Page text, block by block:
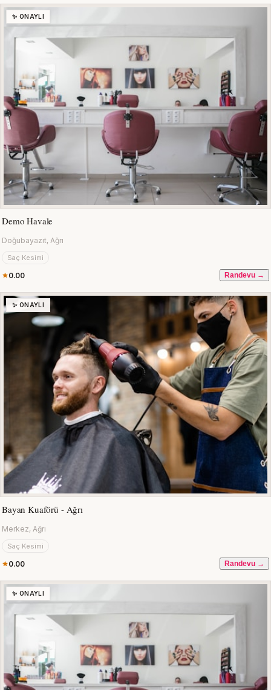
✨ ONAYLI
Demo Havale
Doğubayazıt, Ağrı
Saç Kesimi
0.00 Randevu →
✨ ONAYLI
Bayan Kuaförü - Ağrı
Merkez, Ağrı
Saç Kesimi
0.00 Randevu →
✨ ONAYLI